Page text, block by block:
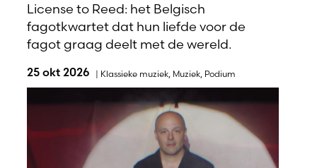
License to Reed: het Belgisch
fagotkwartet dat hun liefde voor de
fagot graag deelt met de wereld.
25 okt 2026 | Klassieke muziek Muziek Podium